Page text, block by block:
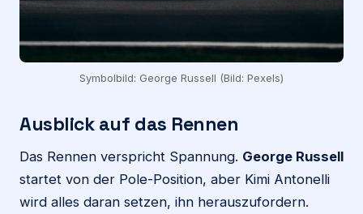
Symbolbild: George Russell (Bild: Pexels)
Ausblick auf das Rennen
Das Rennen verspricht Spannung. George Russell
startet von der Pole-Position, aber Kimi Antonelli
wird alles daran setzen, ihn herauszufordern.